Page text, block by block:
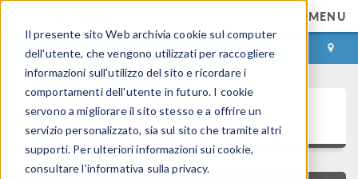
Il presente sito Web archivia cookie sul computer
dell'utente, che vengono utilizzati per raccogliere
informazioni sull'utilizzo del sito e ricordare i
comportamenti dell'utente in futuro. I cookie
servono a migliorare il sito stesso e a offrire un
servizio personalizzato, sia sul sito che tramite altri
supporti. Per ulteriori informazioni sui cookie,
consultare l'informativa sulla privacy.
MENU
ACCEDI CONTACT
Galleria delle Applicazioni